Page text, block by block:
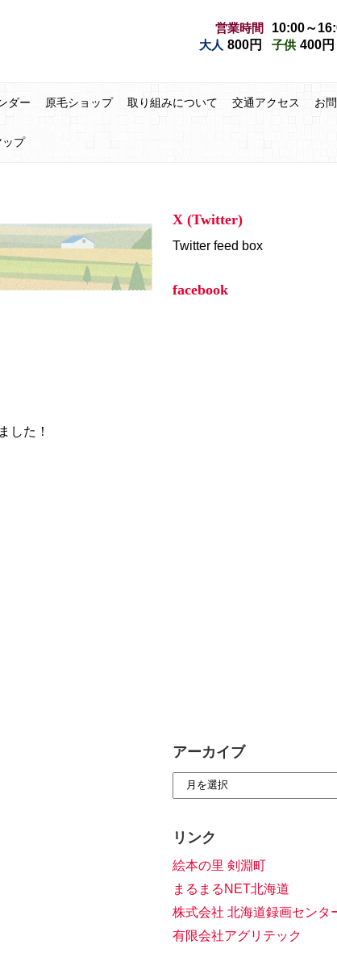
営業時間 10:00～
大人 800円 子供 400円
ダー 原毛ショップ 取り組みについて 交通アクセス お
ップ
した！
X (Twitter)
Twitter feed box
facebook
アーカイブ
リンク
絵本の里 剣淵町
まるまるNET北海道
株式会社 北海道録画センタ
有限会社アグリテック